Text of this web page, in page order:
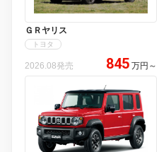
ＧＲヤリス
トヨタ
2026.08発売 845 万円 ～